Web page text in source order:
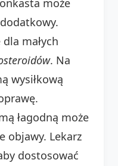
małych
. Na
wysiłkową
łagodną może
objawy. Lekarz
dostosować